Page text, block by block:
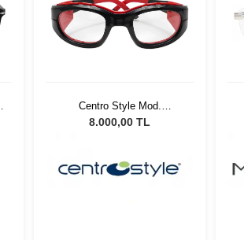
Centro Style Mod.
F0275192000
8.000,00 TL